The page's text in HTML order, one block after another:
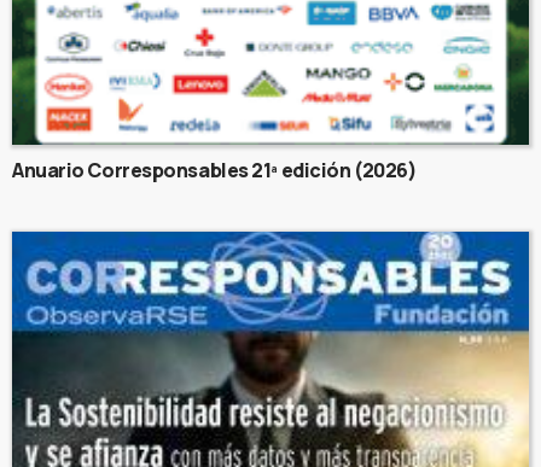
Anuario Corresponsables 21ª edición (2026)